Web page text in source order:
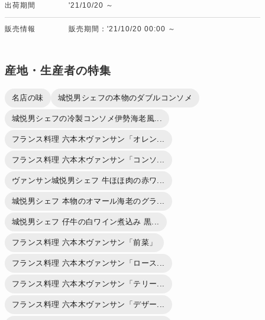
出荷期間 '21/10/20 ～
販売情報 販売期間：'21/10/20 00:00 ～
産地・生産者の特集
名店の味 城悦男シェフの本物のダブルコンソメ
城悦男シェフの冷製コンソメ伊勢海老風...
フランス料理 六本木ヴァンサン「オレン...
フランス料理 六本木ヴァンサン「コンソ...
ヴァンサン城悦男シェフ 牛ほほ肉の赤ワ...
城悦男シェフ 本物のオマール海老のグラ...
城悦男シェフ 仔牛の白ワイン煮込み 黒...
フランス料理 六本木ヴァンサン「前菜」
フランス料理 六本木ヴァンサン「ロース...
フランス料理 六本木ヴァンサン「テリー...
フランス料理 六本木ヴァンサン「デザー...